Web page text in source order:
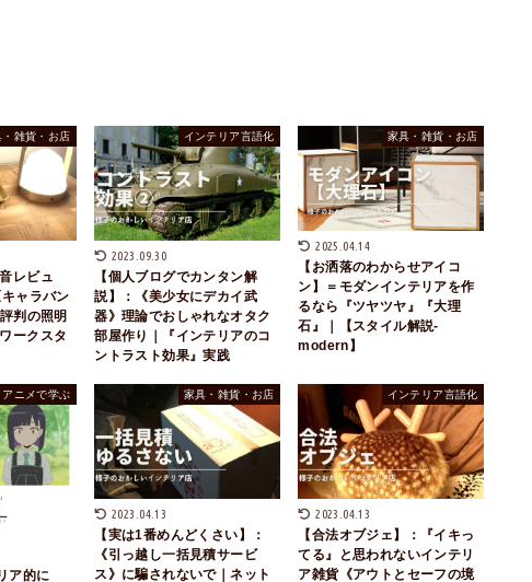
・雑貨・お店
レビュ
ャラバン
判の照明
ークスタ
インテリア言語化
2023.09.30
【個人ブログでカンタン解
説】：《美少女にデカイ武
器》理論でおしゃれなオタク
部屋作り｜『インテリアのコ
ントラスト効果』実践
家具・雑貨・お店
2025.04.14
【お洒落のわからせアイコ
ン】＝モダンインテリアを作
るなら『ツヤツヤ』『大理
石』｜【スタイル解説-
modern】
アニメで学ぶ
ア的に
家具・雑貨・お店
2023.04.13
【実は1番めんどくさい】：
《引っ越し一括見積サービ
ス》に騙されないで｜ネット
インテリア言語化
2023.04.13
【合法オブジェ】：『イキっ
てる』と思われないインテリ
ア雑貨《アウトとセーフの境